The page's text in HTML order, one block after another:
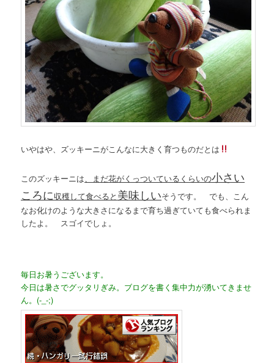
いやはや、ズッキーニがこんなに大きく育つものだとは
このズッキーニは、まだ花がくっついているくらいの小さい
ころに収穫して食べると 美味しいそうです。 でも、こん
なお化けのような大きさになるまで育ち過ぎていても食べられま
したよ。 スゴイでしょ。
毎日お暑うございます。
今日は暑さでグッタリぎみ。ブログを書く集中力が湧いてきませ
ん。(-_-;)